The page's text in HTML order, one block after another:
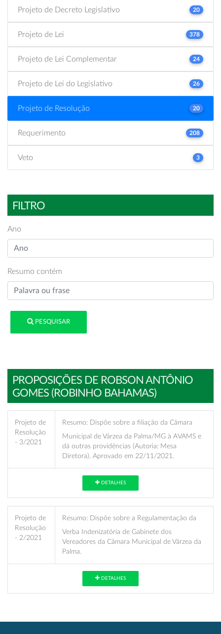
Projeto de Decreto Legislativo 20
Projeto de Lei 378
Projeto de Lei Complementar 24
Projeto de Lei do Legislativo 26
Projeto de Resolução 20
Requerimento 208
Veto 3
FILTRO
Ano
Resumo contém
PESQUISAR
PROPOSIÇÕES DE ROBSON ANTÔNIO
GOMES (ROBINHO BAHAMAS)
Projeto de
Resolução
- 3/2021
Resumo: Dispõe sobre a filiação da Câmara
Municipal de Várzea da Palma/MG à AVAMS e
dá outras providências (Autoria: Mesa
Diretora). Aprovado em 22/11/2021.
DETALHES
Projeto de
Resolução
- 2/2021
Resumo: Dispõe sobre a Regulamentação da
Verba Indenizatória de Gabinete dos
Vereadores da Câmara Municipal de Várzea da
Palma.
DETALHES